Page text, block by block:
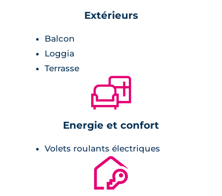
Extérieurs
Balcon
Loggia
Terrasse
🛋
Energie et confort
Volets roulants électriques
🔐